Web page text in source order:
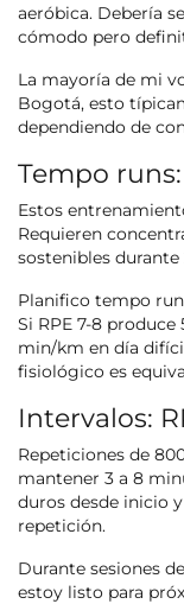
aeróbica. Debería
cómodo pero
La mayoría de mi
Bogotá, esto
dependiendo de
Tempo
Estos
Requieren
sostenibles
Planifico tempo
Si RPE 7-8
min/km en día
fisiológico es
Intervalos:
Repeticiones de
mantener 3 a 8
duros desde inicio
repetición.
Durante sesiones
estoy listo para